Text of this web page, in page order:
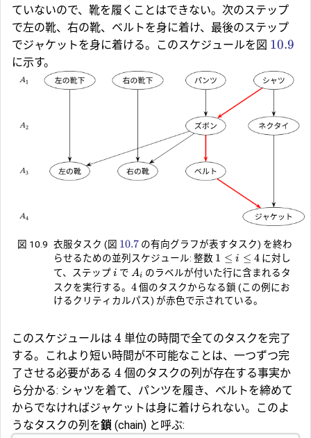
ていないので、靴を履くことはできない。次のステップ
で左の靴、右の靴、ベルトを身に着け、最後のステップ
でジャケットを身に着ける。このスケジュールを図 10.9
に示す。
図 10.9 衣服タスク (図 10.7 の有向グラフが表すタスク) を終わ
らせるための並列スケジュール: 整数 1 ≤ i ≤ 4 に対し
て、ステップi で Ai のラベルが付いた行に含まれるタ
スクを実行する。4個のタスクからなる鎖 (この例にお
けるクリティカルパス) が赤色で示されている。
このスケジュールは 4 単位の時間で全てのタスクを完了
する。これより短い時間が不可能なことは、一つずつ完
了させる必要がある 4 個のタスクの列が存在する事実か
ら分かる: シャツを着て、パンツを履き、ベルトを締めて
からでなければジャケットは身に着けられない。このよ
うなタスクの列を鎖 (chain) と呼ぶ: